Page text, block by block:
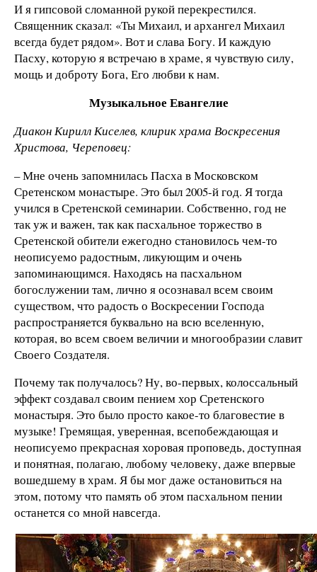
И я гипсовой сломанной рукой перекрестился.
Священник сказал: «Ты Михаил, и архангел Михаил
всегда будет рядом». Вот и слава Богу. И каждую
Пасху, которую я встречаю в храме, я чувствую силу,
мощь и доброту Бога, Его любви к нам.
Музыкальное Евангелие
Диакон Кирилл Киселев, клирик храма Воскресения
Христова, Череповец:
– Мне очень запомнилась Пасха в Московском
Сретенском монастыре. Это был 2005-й год. Я тогда
учился в Сретенской семинарии. Собственно, год не
так уж и важен, так как пасхальное торжество в
Сретенской обители ежегодно становилось чем-то
неописуемо радостным, ликующим и очень
запоминающимся. Находясь на пасхальном
богослужении там, лично я осознавал всем своим
существом, что радость о Воскресении Господа
распространяется буквально на всю вселенную,
которая, во всем своем величии и многообразии славит
Своего Создателя.
Почему так получалось? Ну, во-первых, колоссальный
эффект создавал своим пением хор Сретенского
монастыря. Это было просто какое-то благовестие в
музыке! Гремящая, уверенная, всепобеждающая и
неописуемо прекрасная хоровая проповедь, доступная
и понятная, полагаю, любому человеку, даже впервые
вошедшему в храм. Я бы мог даже остановиться на
этом, потому что память об этом пасхальном пении
останется со мной навсегда.